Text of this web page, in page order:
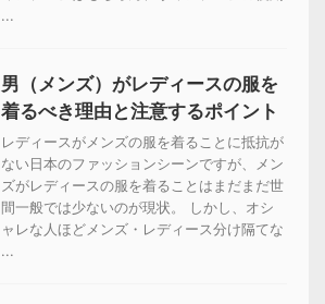
...
男（メンズ）がレディースの服を
着るべき理由と注意するポイント
レディースがメンズの服を着ることに抵抗が
ない日本のファッションシーンですが、メン
ズがレディースの服を着ることはまだまだ世
間一般では少ないのが現状。 しかし、オシ
ャレな人ほどメンズ・レディース分け隔てな
...